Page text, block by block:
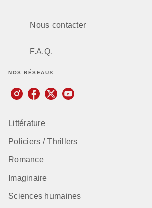
Nous contacter
F.A.Q.
NOS RÉSEAUX
Littérature
Policiers / Thrillers
Romance
Imaginaire
Sciences humaines